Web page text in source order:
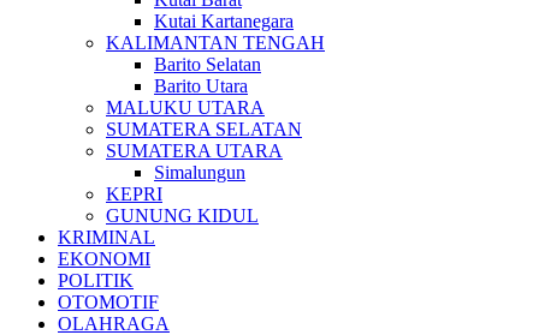
Kutai Kartanegara
KALIMANTAN TENGAH
Barito Selatan
Barito Utara
MALUKU UTARA
SUMATERA SELATAN
SUMATERA UTARA
Simalungun
KEPRI
GUNUNG KIDUL
KRIMINAL
EKONOMI
POLITIK
OTOMOTIF
OLAHRAGA